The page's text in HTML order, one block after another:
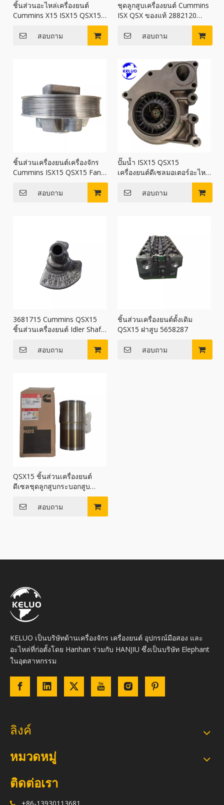
ชิ้นส่วนอะไหล่เครื่องยนต์
Cummins X15 ISX15 QSX15
สอบถาม
ชุดลูกสูบเครื่องยนต์ Cummins
ISX QSX ของแท้ 2882120
สอบถาม
ชิ้นส่วนเครื่องยนต์เครื่องจักร
Cummins ISX15 QSX15 Fan
สอบถาม
ปั๊มน้ำ ISX15 QSX15
เครื่องยนต์ดีเซลมอเตอร์อะไหล่
สอบถาม
3681715 Cummins QSX15
ชิ้นส่วนเครื่องยนต์ Idler Shaft
สอบถาม
ชิ้นส่วนเครื่องยนต์ดั้งเดิม
QSX15 ฝาสูบ 5658287
สอบถาม
QSX15 ชิ้นส่วนเครื่องยนต์
ดีเซลชุดลูกสูบกระบอกสูบ
สอบถาม
KELUO เป็นบริษัทด้านเครื่องจักร เครื่องยนต์ อุปกรณ์มือสอง และ
อะไหล่ที่ก่อตั้งโดย Hanhan ร่วมกับ HANJIU ซึ่งเป็นบริษัท Elephant
ในอุตสาหกรรม
ลิงค์
หมวดหมู่
ติดต่อเรา